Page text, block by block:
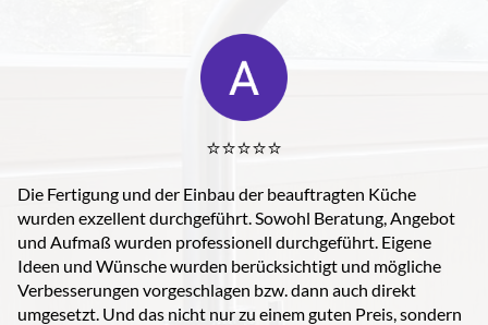
⭐️⭐️⭐️⭐️⭐️
Die Fertigung und der Einbau der beauftragten Küche
wurden exzellent durchgeführt. Sowohl Beratung, Angebot
und Aufmaß wurden professionell durchgeführt. Eigene
Ideen und Wünsche wurden berücksichtigt und mögliche
Verbesserungen vorgeschlagen bzw. dann auch direkt
umgesetzt. Und das nicht nur zu einem guten Preis, sondern